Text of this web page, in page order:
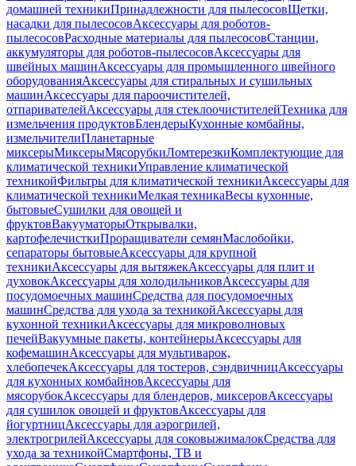
домашней техникиПринадлежности для пылесосовЩетки,
насадки для пылесосовАксессуары для роботов-
пылесосовРасходные материалы для пылесосовСтанции,
аккумуляторы для роботов-пылесосовАксессуары для
швейных машинАксессуары для промышленного швейного
оборудованияАксессуары для стиральных и сушильных
машинАксессуары для пароочистителей,
отпаривателейАксессуары для стеклоочистителейТехника для
измельчения продуктовБлендерыКухонные комбайны,
измельчителиПланетарные
миксерыМиксерыМясорубкиЛомтерезкиКомплектующие для
климатической техникиУправление климатической
техникойФильтры для климатической техникиАксессуары для
климатической техникиМелкая техникаВесы кухонные,
бытовыеСушилки для овощей и
фруктовВакууматорыОткрывалки,
картофелечисткиПроращиватели семянМаслобойки,
сепараторы бытовыеАксессуары для крупной
техникиАксессуары для вытяжекАксессуары для плит и
духовокАксессуары для холодильниковАксессуары для
посудомоечных машинСредства для посудомоечных
машинСредства для ухода за техникойАксессуары для
кухонной техникиАксессуары для микроволновых
печейВакуумные пакеты, контейнерыАксессуары для
кофемашинАксессуары для мультиварок,
хлебопечекАксессуары для тостеров, сэндвичницАксессуары
для кухонных комбайновАксессуары для
мясорубокАксессуары для блендеров, миксеровАксессуары
для сушилок овощей и фруктовАксессуары для
йогуртницАксессуары для аэрогрилей,
электрогрилейАксессуары для соковыжималокСредства для
ухода за техникойСмартфоны, ТВ и